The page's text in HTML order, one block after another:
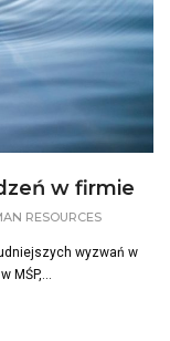
w firmie
RESOURCES
wyzwań w